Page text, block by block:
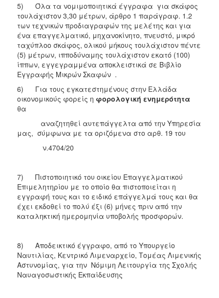
5) Όλα τα νομιμοποιητικά έγγραφα για σκάφος
τουλάχιστον 3,30 μέτρων, άρθρο 1 παράγραφ. 1.2
των τεχνικών προδιαγραφών της μελέτης και για
ένα επαγγελματικό, μηχανοκίνητο, πνευστό, μικρό
ταχύπλοο σκάφος, ολικού μήκους τουλάχιστον πέντε
(5) μέτρων, ιπποδύναμης τουλάχιστον εκατό (100)
ίππων, εγγεγραμμένα αποκλειστικά σε Βιβλίο
Εγγραφής Μικρών Σκαφών .
6) Για τους εγκατεστημένους στην Ελλάδα
οικονομικούς φορείς η φορολογική ενημερότητα
θα
αναζητηθεί αυτεπάγγελτα από την Υπηρεσία
μας, σύμφωνα με τα οριζόμενα στο αρθ. 19 του
ν.4704/20
7) Πιστοποιητικό του οικείου Επαγγελματικού
Επιμελητηρίου με το οποίο θα πιστοποιείται η
εγγραφή τους και το ειδικό επάγγελμά τους και θα
έχει εκδοθεί το πολύ έξι (6) μήνες πριν από την
καταληκτική ημερομηνία υποβολής προσφορών.
8) Αποδεικτικό έγγραφο, από το Υπουργείο
Ναυτιλίας, Κεντρικό Λιμεναρχείο, Τομέας Λιμενικής
Αστυνομίας, για την Νόμιμη Λειτουργία της Σχολής
Ναυαγοσωστικής Εκπαίδευσης